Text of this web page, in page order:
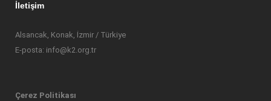
İletişim
Alsancak, Konak, İzmir / Türkiye
E-posta: info@k2.org.tr
Çerez Politikası